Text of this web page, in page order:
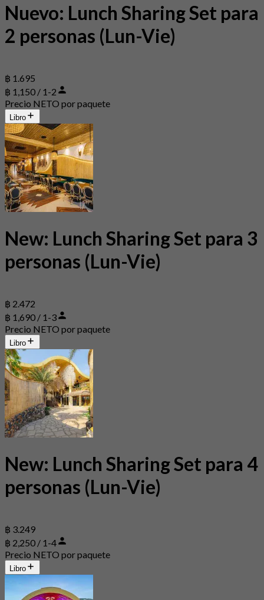
Nuevo: Lunch Sharing Set para
2 personas (Lun-Vie)
฿ 1.695
฿ 1,150 / 1-2
Precio NETO por paquete
Libro
New: Lunch Sharing Set para 3
personas (Lun-Vie)
฿ 2.472
฿ 1,690 / 1-3
Precio NETO por paquete
Libro
New: Lunch Sharing Set para 4
personas (Lun-Vie)
฿ 3.249
฿ 2,250 / 1-4
Precio NETO por paquete
Libro